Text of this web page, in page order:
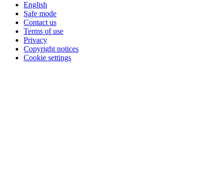
English
Safe mode
Contact us
Terms of use
Privacy
Copyright notices
Cookie settings